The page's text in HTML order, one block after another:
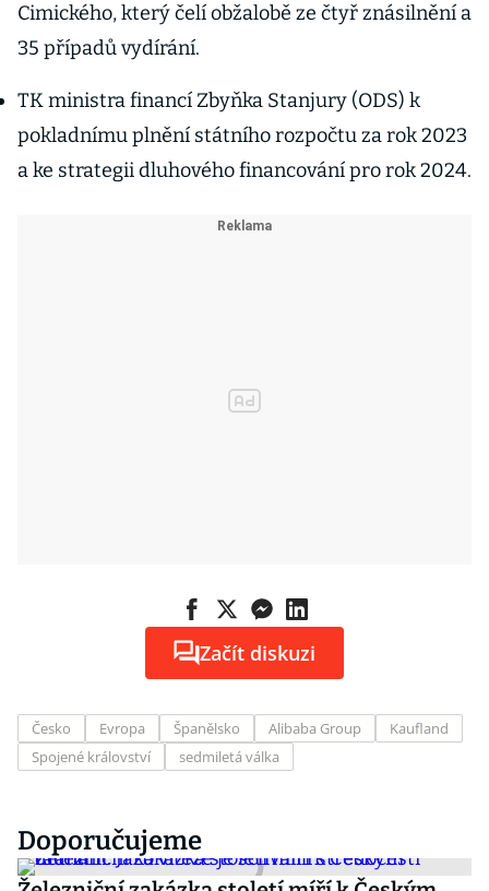
Cimického, který čelí obžalobě ze čtyř znásilnění a
35 případů vydírání.
TK ministra financí Zbyňka Stanjury (ODS) k
pokladnímu plnění státního rozpočtu za rok 2023
a ke strategii dluhového financování pro rok 2024.
Začít diskuzi
Česko Evropa Španělsko Alibaba Group
Kaufland
Spojené království
sedmiletá válka
Doporučujeme